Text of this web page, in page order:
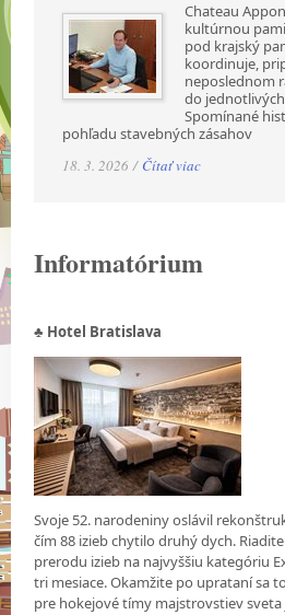
Chateau
kultúrnou
pod krajský
koordinuje,
neposlednom
do
Spomínané
pohľadu stavebných zásahov
18. 3. 2026 / Čítať viac
Informatórium
♣ Hotel Bratislava
Svoje 52. narodeniny oslávil
čím 88 izieb chytilo druhý dych.
prerodu izieb na najvyššiu kategóriu
tri mesiace. Okamžite po uprataní sa
pre hokejové tímy majstrovstiev